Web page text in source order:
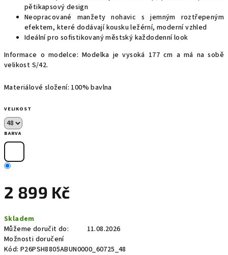
pětikapsový design
Neopracované manžety nohavic s jemným roztřepeným
efektem, které dodávají kousku ležérní, moderní vzhled
Ideální pro sofistikovaný městský každodenní look
Informace o modelce: Modelka je vysoká 177 cm a má na sobě
velikost S/42.
Materiálové složení: 100% bavlna
VELIKOST
BARVA
2 899 Kč
cena:
Skladem
Můžeme doručit do:
11.08.2026
Možnosti doručení
Kód: P26PSH8805ABUN0000_60725_48